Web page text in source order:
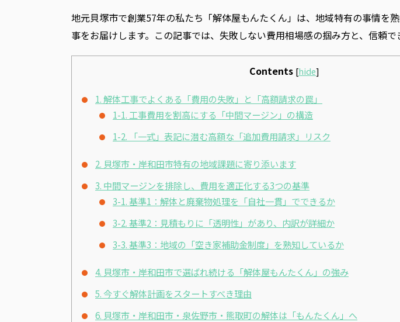
地元貝塚市で創業57年の私たち「解体屋もんたくん」は、地域特有の事情を
事をお届けします。この記事では、失敗しない費用相場感の掴み方と、信頼で
Contents [hide]
1. 解体工事でよくある「費用の失敗」と「高額請求の罠」
1-1. 工事費用を割高にする「中間マージン」の構造
1-2. 「一式」表記に潜む高額な「追加費用請求」リスク
2. 貝塚市・岸和田市特有の地域課題に寄り添います
3. 中間マージンを排除し、費用を適正化する3つの基準
3-1. 基準1：解体と廃棄物処理を「自社一貫」でできるか
3-2. 基準2：見積もりに「透明性」があり、内訳が詳細か
3-3. 基準3：地域の「空き家補助金制度」を熟知しているか
4. 貝塚市・岸和田市で選ばれ続ける「解体屋もんたくん」の強み
5. 今すぐ解体計画をスタートすべき理由
6. 貝塚市・岸和田市・泉佐野市・熊取町の解体は「もんたくん」へ